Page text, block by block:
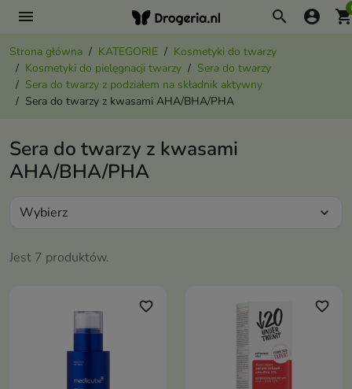
menu search account_circle
Strona główna KATEGORIE
Kosmetyki do twarzy
Kosmetyki do pielęgnacji twarzy
Sera do twarzy
Sera do twarzy z podziałem na składnik aktywny
Sera do twarzy z kwasami AHA/BHA/PHA
Sera do twarzy z kwasami
AHA/BHA/PHA
Jest 7 produktów.
Wybierz expand_more
favorite_border favorite_border